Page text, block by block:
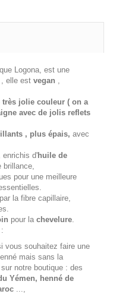
Logona, est une
, elle est vegan
très jolie couleur ( on a
avec de jolis reflets
, plus épais, avec
enrichis d'huile de
pour une meilleure
la fibre capillaire,
pour la chevelure
:
vous souhaitez faire une
mais sans la
notre boutique : des
Yémen, henné de